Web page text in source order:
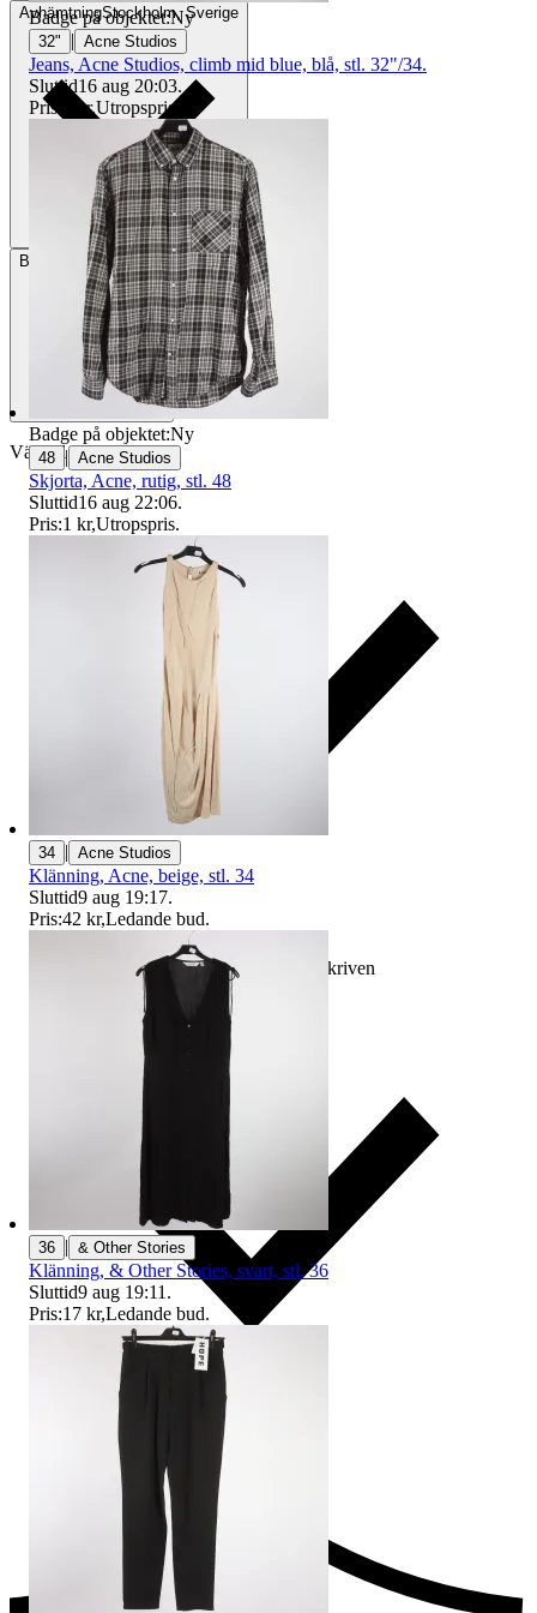
AvhämtningStockholm, Sverige
Betalning Via Tradera
Välj till köparskydd
Ersättning om varan inte är som beskriven
Ersättning om du inte får din vara
Badge på objektet:Ny
32" | Acne Studios
Jeans, Acne Studios, climb mid blue, blå, stl. 32"/34.
Sluttid16 aug 20:03.
Pris:
1 kr,Utropspris.
Badge på objektet:Ny
48 | Acne Studios
Skjorta, Acne, rutig, stl. 48
Sluttid16 aug 22:06.
Pris:1 kr,Utropspris.
34 | Acne Studios
Klänning, Acne, beige, stl. 34
Sluttid9 aug 19:17.
Pris:42 kr,Ledande bud.
36 | & Other Stories
Klänning, & Other Stories, svart, stl. 36
Sluttid9 aug 19:11 .
Pris:17 kr,Ledande bud.